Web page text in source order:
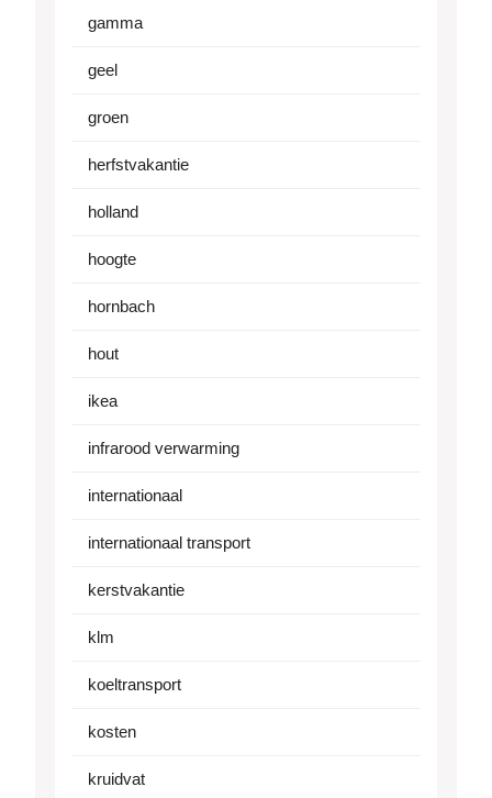
gamma
geel
groen
herfstvakantie
holland
hoogte
hornbach
hout
ikea
infrarood verwarming
internationaal
internationaal transport
kerstvakantie
klm
koeltransport
kosten
kruidvat